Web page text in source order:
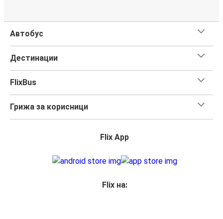
Автобус
Дестинации
FlixBus
Грижа за корисници
Flix App
Flix на: